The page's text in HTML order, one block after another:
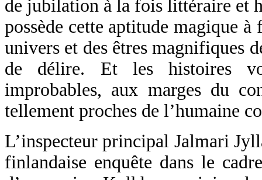
de jubilation à la fois littéraire et
possède cette aptitude magique
univers et des êtres magnifiques
de délire. Et les histoires
improbables, aux marges du
tellement proches de l’humaine
L’inspecteur principal Jalmari
finlandaise enquête dans le